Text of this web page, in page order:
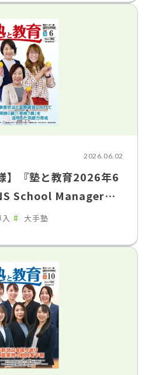
ョン
2026.06.02
】『塾と教育2026年6
School Managerに
入退室連絡の遅延を解
ョン"
大手塾